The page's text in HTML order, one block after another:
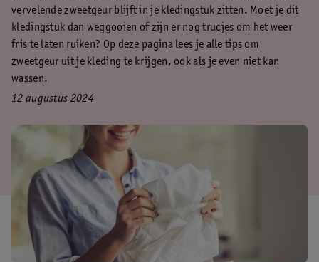
vervelende zweetgeur blijft in je kledingstuk zitten. Moet je dit
kledingstuk dan weggooien of zijn er nog trucjes om het weer
fris te laten ruiken? Op deze pagina lees je alle tips om
zweetgeur uit je kleding te krijgen, ook als je even niet kan
wassen.
12 augustus 2024